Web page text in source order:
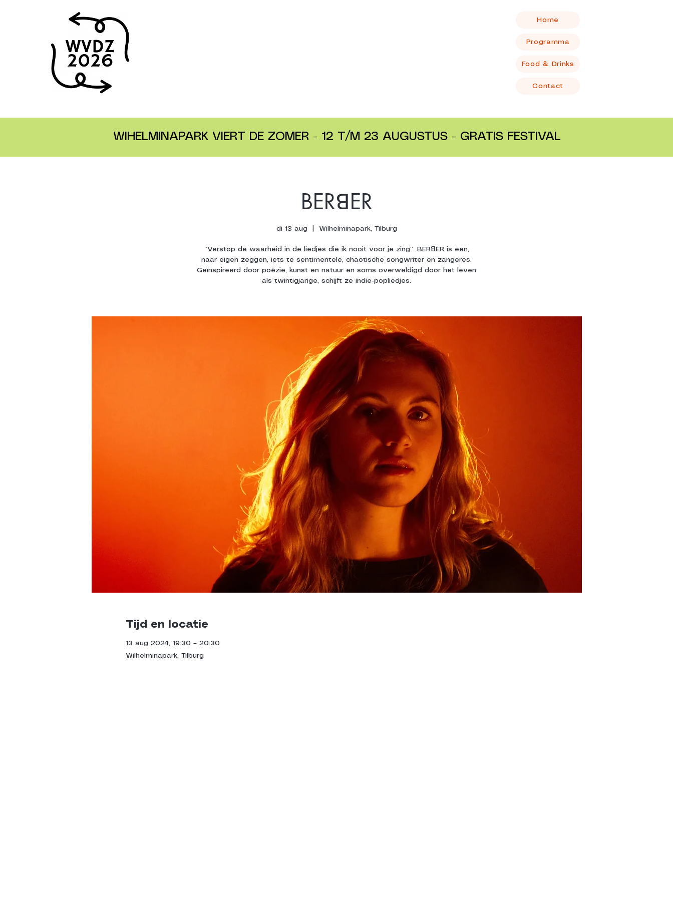
Home
Programma
Food & Drinks
Contact
WIHELMINAPARK VIERT DE ZOMER - 12 T/M 23 AUGUSTUS - GRATIS FESTIVAL
BERꓭER
di 13 aug
  |
Wilhelminapark, Tilburg
’’Verstop de waarheid in de liedjes die ik nooit voor je zing’’. BERꓭER is een,
naar eigen zeggen, iets te sentimentele, chaotische songwriter en zangeres.
Geïnspireerd door poëzie, kunst en natuur en soms overweldigd door het leven
als twintigjarige, schijft ze indie-popliedjes.
Tijd en locatie
13 aug 2024, 19:30 – 20:30
Wilhelminapark, Tilburg